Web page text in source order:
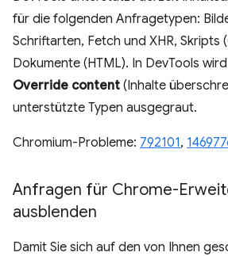
für die folgenden Anfragetypen:
Schriftarten, Fetch und XHR, Skripts
Dokumente (HTML). In DevTools
Override content (Inhalte
unterstützte Typen ausgegraut.
Chromium-Probleme: 792101,
Anfragen für Chrome-
ausblenden
Damit Sie sich auf den von Ihnen